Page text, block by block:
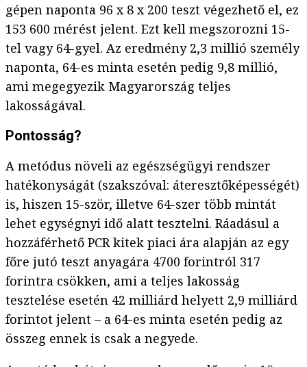
gépen naponta 96 x 8 x 200 teszt végezhető el, ez
153 600 mérést jelent. Ezt kell megszorozni 15-
tel vagy 64-gyel. Az eredmény 2,3 millió személy
naponta, 64-es minta esetén pedig 9,8 millió,
ami megegyezik Magyarország teljes
lakosságával.
Pontosság?
A metódus növeli az egészségügyi rendszer
hatékonyságát (szakszóval: áteresztőképességét)
is, hiszen 15-ször, illetve 64-szer több mintát
lehet egységnyi idő alatt tesztelni. Ráadásul a
hozzáférhető PCR kitek piaci ára alapján az egy
főre jutó teszt anyagára 4700 forintról 317
forintra csökken, ami a teljes lakosság
tesztelése esetén 42 milliárd helyett 2,9 milliárd
forintot jelent – a 64-es minta esetén pedig az
összeg ennek is csak a negyede.